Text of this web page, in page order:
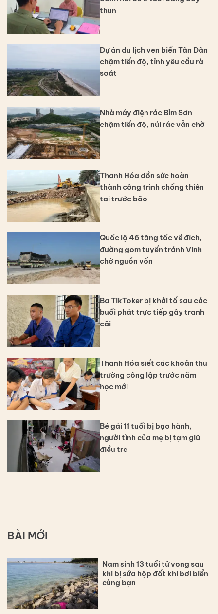
thun
Dự án du lịch ven biển Tân Dân
chậm tiến độ, tỉnh yêu cầu rà
soát
Nhà máy điện rác Bỉm Sơn
chậm tiến độ, núi rác vẫn chờ
Thanh Hóa dồn sức hoàn
thành công trình chống thiên
tai trước bão
Quốc lộ 46 tăng tốc về đích,
đường gom tuyến tránh Vinh
chờ nguồn vốn
Ba TikToker bị khởi tố sau các
buổi phát trực tiếp gây tranh
cãi
Thanh Hóa siết các khoản thu
trường công lập trước năm
học mới
Bé gái 11 tuổi bị bạo hành,
người tình của mẹ bị tạm giữ
điều tra
BÀI MỚI
Nam sinh 13 tuổi tử vong sau
khi bị sứa hộp đốt khi bơi biển
cùng bạn